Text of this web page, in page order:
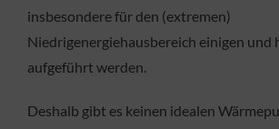
insbesondere für den (extremen)
Niedrigenergiehausbereich einigen und
aufgeführt werden.
Deshalb gibt es keinen idealen